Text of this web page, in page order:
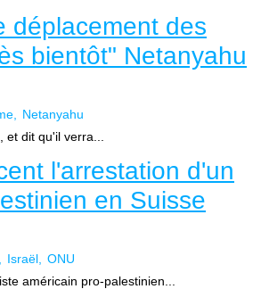
déplacement des
bientôt" Netanyahu
Netanyahu
dit qu'il verra...
l'arrestation d'un
en Suisse
Israël
ONU
américain pro-palestinien...